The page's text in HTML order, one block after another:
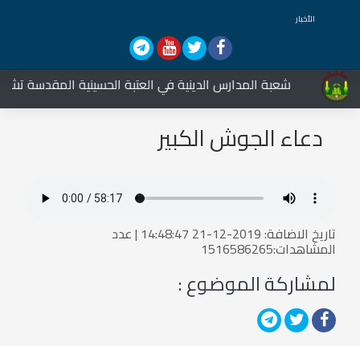
الأخبار
شعبة المدارس الدينية في العتبة الحسينية المقدسة
دعاء الجوش الكبير
تاريخ الاضافة: 2019-12-21 14:48:47 | عدد
المشاهدات:1516586265
لمشاركة الموضوع :